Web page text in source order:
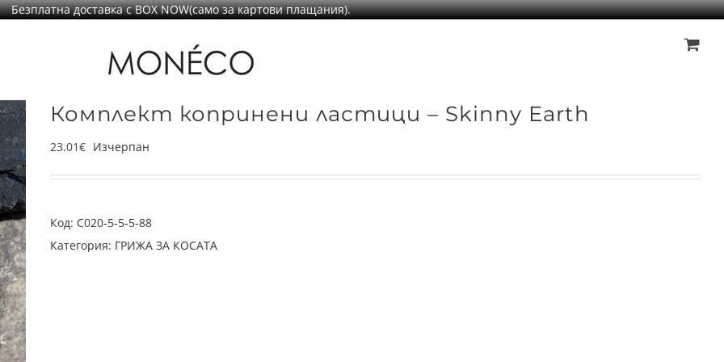
Безплатна доставка с BOX NOW(само за картови плащания).
Комплект копринени ластици – Skinny Earth
23.01€ Изчерпан
Код: C020-5-5-5-88
Категория: ГРИЖА ЗА КОСАТА